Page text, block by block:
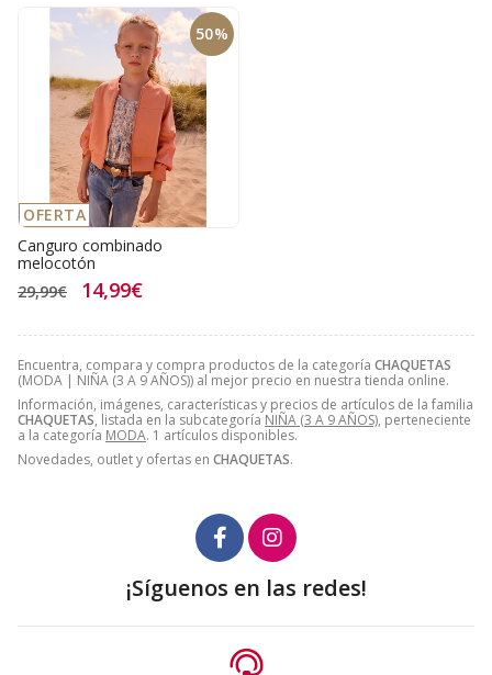
Encuentra, compara y compra productos de la categoría CHAQUETAS
(MODA | NIÑA (3 A 9 AÑOS)) al mejor precio en nuestra tienda online.
Información, imágenes, características y precios de artículos de la familia
CHAQUETAS, listada en la subcategoría NIÑA (3 A 9 AÑOS), perteneciente
a la categoría MODA. 1 artículos disponibles.
Novedades, outlet y ofertas en CHAQUETAS.
50%
OFERTA
Canguro combinado
melocotón
29,99€
14,99€
¡Síguenos en las redes!